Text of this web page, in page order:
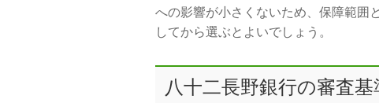
への影響が小さくないため、保障範囲
してから選ぶとよいでしょう。
八十二長野銀行の審査基